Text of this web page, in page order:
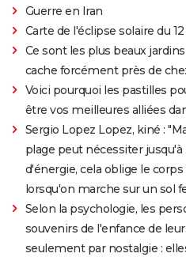
Guerre en Iran
Carte de l'éclipse solaire du
Ce sont les plus beaux
cache forcément près de
Voici pourquoi les pastilles
être vos meilleures alliées
Sergio Lopez Lopez, kiné :
plage peut nécessiter
d'énergie, cela oblige le
lorsqu'on marche sur un sol
Selon la psychologie, les
souvenirs de l'enfance de
seulement par nostalgie :